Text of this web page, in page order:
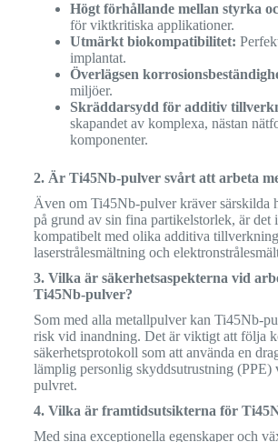
Högt förhållande mellan styrka
för viktkritiska applikationer.
Utmärkt biokompatibilitet:
implantat.
Överlägsen
miljöer.
Skräddarsydd för additiv
skapandet av komplexa, nästan
komponenter.
2. Är Ti45Nb-pulver svårt att arbeta
Även om Ti45Nb-pulver kräver särskilda
på grund av sin fina partikelstorlek, är det
kompatibelt med olika additiva
laserstrålesmältning och
3. Vilka är säkerhetsaspekterna vid
Ti45Nb-pulver?
Som med alla metallpulver kan Ti45Nb-
risk vid inandning. Det är viktigt att följa
säkerhetsprotokoll som att använda en
lämplig personlig skyddsutrustning (PPE)
pulvret.
4. Vilka är framtidsutsikterna för
Med sina exceptionella egenskaper och